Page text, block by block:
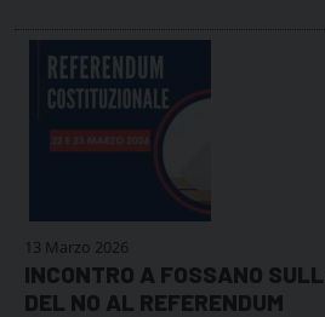
13 Marzo 2026
INCONTRO A FOSSANO
DEL NO AL REFERENDUM